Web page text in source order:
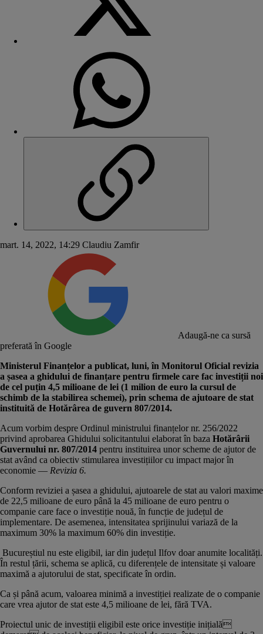
mart. 14, 2022, 14:29 Claudiu Zamfir
Adaugă-ne ca sursă
preferată în Google
Ministerul Finanțelor a publicat, luni, în Monitorul Oficial revizia
a șasea a ghidului de finanțare pentru firmele care fac investiții noi
de cel puțin 4,5 milioane de lei (1 milion de euro la cursul de
schimb de la stabilirea schemei), prin schema de ajutoare de stat
instituită de Hotărârea de guvern 807/2014.
Acum vorbim despre Ordinul ministrului finanțelor nr. 256/2022
privind aprobarea Ghidului solicitantului elaborat în baza Hotărârii
Guvernului nr. 807/2014 pentru instituirea unor scheme de ajutor de
stat având ca obiectiv stimularea investițiilor cu impact major în
economie — Revizia 6.
Conform reviziei a șasea a ghidului, ajutoarele de stat au valori maxime
de 22,5 milioane de euro până la 45 milioane de euro pentru o
companie care face o investiție nouă, în funcție de județul de
implementare. De asemenea, intensitatea sprijinului variază de la
maximum 30% la maximum 60% din investiție.
Bucureștiul nu este eligibil, iar din județul Ilfov doar anumite localități.
În restul țării, schema se aplică, cu diferențele de intensitate și valoare
maximă a ajutorului de stat, specificate în ordin.
Ca și până acum, valoarea minimă a investiției realizate de o companie
care vrea ajutor de stat este 4,5 milioane de lei, fără TVA.
Proiectul unic de investiții eligibil este orice investiție inițială